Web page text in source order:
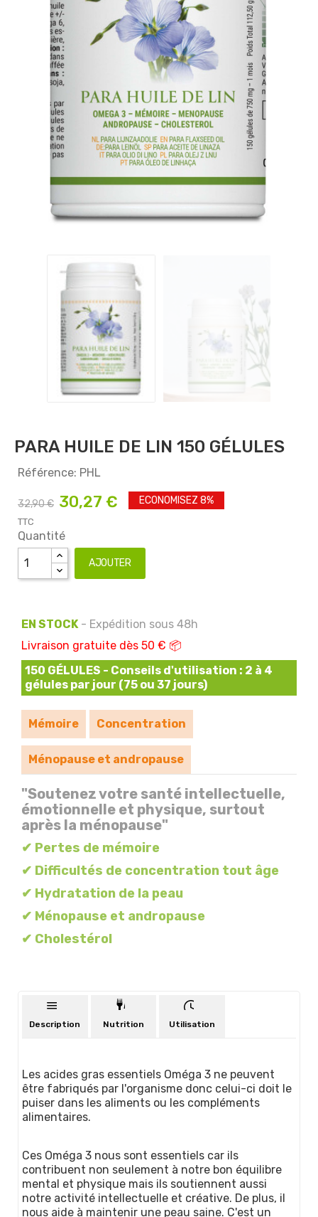
PARA HUILE DE LIN 150 GÉLULES
Référence: PHL
32,90 € 30,27 € ECONOMISEZ 8%
TTC
Quantité
AJOUTER
EN STOCK - Expédition sous 48h
Livraison gratuite dès 50 € 📦
150 GÉLULES - Conseils d'utilisation : 2 à 4
gélules par jour (75 ou 37 jours)
Mémoire Concentration
Ménopause et andropause
"Soutenez votre santé intellectuelle,
émotionnelle et physique, surtout
après la ménopause"
✔ Pertes de mémoire
✔ Difficultés de concentration tout âge
✔ Hydratation de la peau
✔ Ménopause et andropause
✔ Cholestérol
Description Nutrition Utilisation
Les acides gras essentiels Oméga 3 ne peuvent
être fabriqués par l'organisme donc celui-ci doit le
puiser dans les aliments ou les compléments
alimentaires.
Ces Oméga 3 nous sont essentiels car ils
contribuent non seulement à notre bon équilibre
mental et physique mais ils soutiennent aussi
notre activité intellectuelle et créative. De plus, il
nous aide à maintenir une peau saine. C'est un